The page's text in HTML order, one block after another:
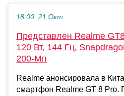
18:00, 21 Окт
Представлен Realme
120 Вт, 144 Гц,
200-Мп
Realme анонсировала в
смартфон Realme GT 8 Pro.